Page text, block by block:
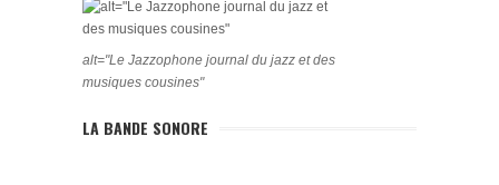
alt="Le Jazzophone journal du jazz et des
musiques cousines"
LA BANDE SONORE